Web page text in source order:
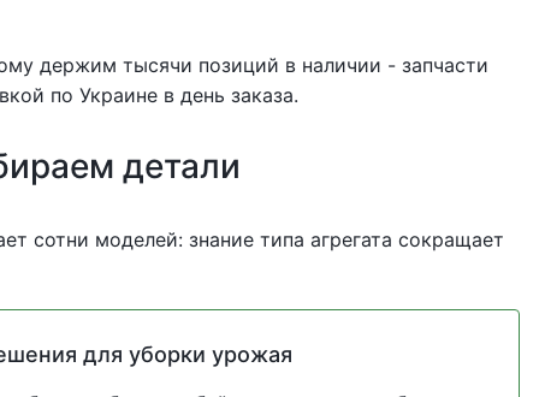
держим тысячи позиций в наличии - запчасти
по Украине в день заказа.
детали
сотни моделей: знание типа агрегата сокращает
для уборки урожая